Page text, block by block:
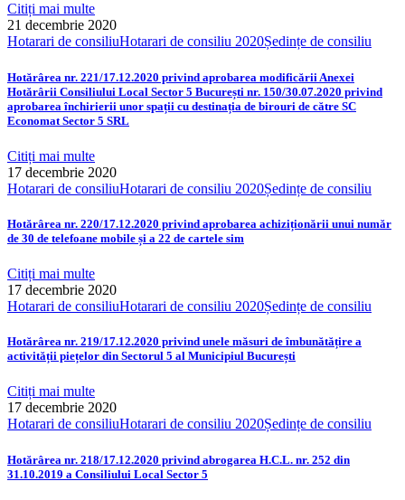
Citiți mai multe
21 decembrie 2020
Hotarari de consiliuHotarari de consiliu 2020Ședințe de consiliu
Hotărârea nr. 221/17.12.2020 privind aprobarea modificării Anexei
Hotărârii Consiliului Local Sector 5 București nr. 150/30.07.2020 privind
aprobarea închirierii unor spații cu destinația de birouri de către SC
Economat Sector 5 SRL
Citiți mai multe
17 decembrie 2020
Hotarari de consiliuHotarari de consiliu 2020Ședințe de consiliu
Hotărârea nr. 220/17.12.2020 privind aprobarea achiziționării unui număr
de 30 de telefoane mobile și a 22 de cartele sim
Citiți mai multe
17 decembrie 2020
Hotarari de consiliuHotarari de consiliu 2020Ședințe de consiliu
Hotărârea nr. 219/17.12.2020 privind unele măsuri de îmbunătățire a
activității piețelor din Sectorul 5 al Municipiul București
Citiți mai multe
17 decembrie 2020
Hotarari de consiliuHotarari de consiliu 2020Ședințe de consiliu
Hotărârea nr. 218/17.12.2020 privind abrogarea H.C.L. nr. 252 din
31.10.2019 a Consiliului Local Sector 5